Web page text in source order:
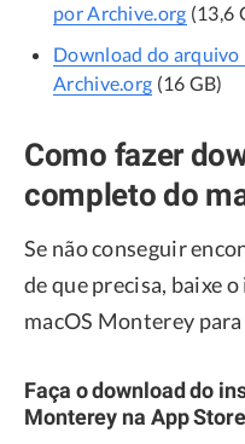
por Archive.org (13,6
Download do arquivo
Archive.org (16 GB)
Como fazer
completo do
Se não conseguir
de que precisa, baixe
macOS Monterey
Faça o download do
Monterey na App Store